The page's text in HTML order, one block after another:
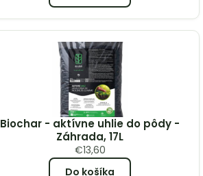
Biochar - aktívne uhlie do pôdy -
Záhrada, 17L
€13,60
Do košíka